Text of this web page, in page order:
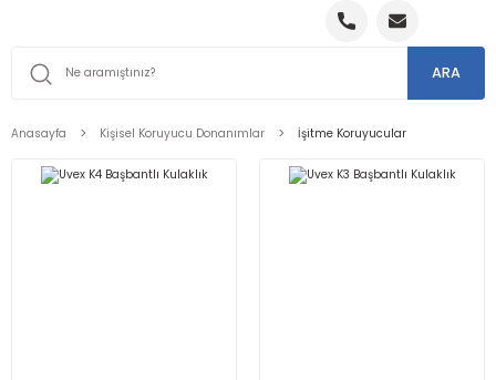
ARA
Anasayfa Kişisel Koruyucu Donanımlar İşitme Koruyucular